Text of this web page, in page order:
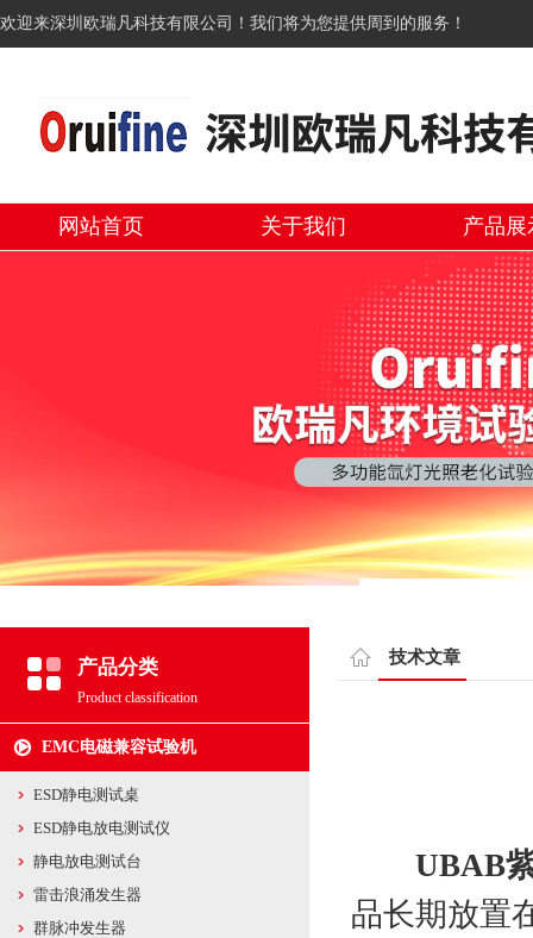
欢迎来深圳欧瑞凡科技有限公司！我们将为您提供周到的服务！
网站首页 关于我们 产品展
产品分类
Product classification
EMC电磁兼容试验机
ESD静电测试桌
ESD静电放电测试仪
静电放电测试台
雷击浪涌发生器
群脉冲发生器
技术文章
UBAB
品长期放置